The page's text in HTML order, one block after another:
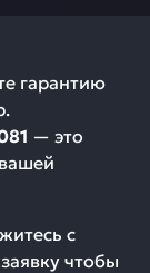
гарантию
— это
с
чтобы